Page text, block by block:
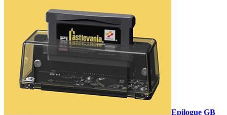
Epilogue GB